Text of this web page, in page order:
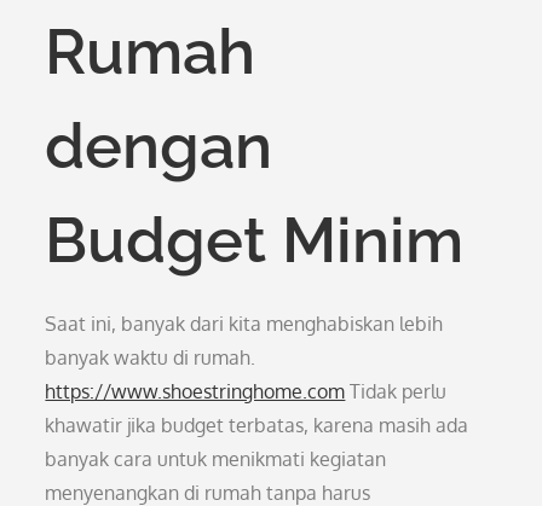
Rumah
dengan
Budget Minim
Saat ini, banyak dari kita menghabiskan lebih
banyak waktu di rumah.
https://www.shoestringhome.com Tidak perlu
khawatir jika budget terbatas, karena masih ada
banyak cara untuk menikmati kegiatan
menyenangkan di rumah tanpa harus